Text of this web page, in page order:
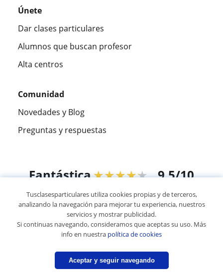
Únete
Dar clases particulares
Alumnos que buscan profesor
Alta centros
Comunidad
Novedades y Blog
Preguntas y respuestas
Fantástica★★★★★ 9,5/10
305883opiniones de alumnos
© 2007 - 2026 Tus clases particulares
Mapa web:Profesores particulares
Tusclasesparticulares utiliza cookies propias y de terceros,
analizando la navegación para mejorar tu experiencia, nuestros
servicios y mostrar publicidad.
Si continuas navegando, consideramos que aceptas su uso. Más
info en nuestra política de cookies
Aceptar y seguir navegando